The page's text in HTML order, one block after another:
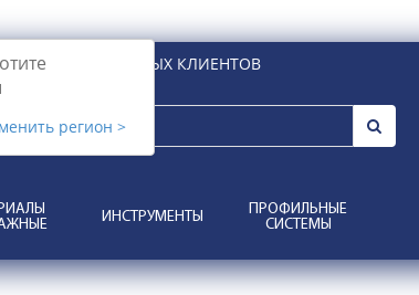
регион >
И КОРПОРАТИВНЫХ КЛИЕНТОВ
ИНСТРУМЕНТЫ
ПРОФИЛЬНЫЕ
СИСТЕМЫ